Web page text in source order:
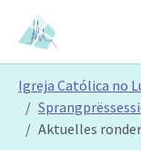
Skip to main content
Skip to page footer
Igreja Católica no
Aktuelles